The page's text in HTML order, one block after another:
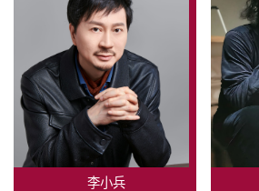
李小兵